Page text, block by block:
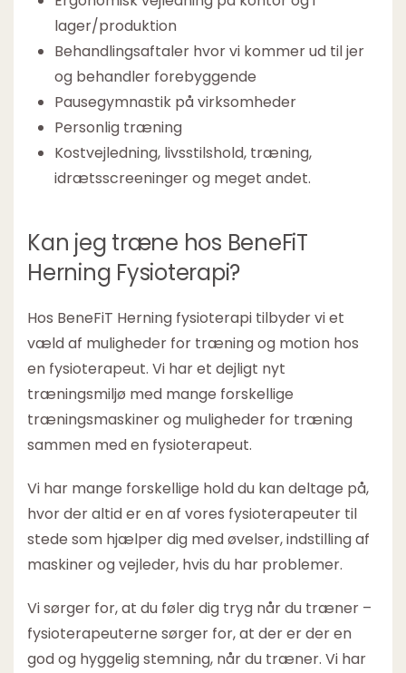
lager/produktion
Behandlingsaftaler hvor vi kommer ud til jer
og behandler forebyggende
Pausegymnastik på virksomheder
Personlig træning
Kostvejledning, livsstilshold, træning,
idrætsscreeninger og meget andet.
Kan jeg træne hos BeneFiT
Herning Fysioterapi?
Hos BeneFiT Herning fysioterapi tilbyder vi et
væld af muligheder for træning og motion hos
en fysioterapeut. Vi har et dejligt nyt
træningsmiljø med mange forskellige
træningsmaskiner og muligheder for træning
sammen med en fysioterapeut.
Vi har mange forskellige hold du kan deltage på,
hvor der altid er en af vores fysioterapeuter til
stede som hjælper dig med øvelser, indstilling af
maskiner og vejleder, hvis du har problemer.
Vi sørger for, at du føler dig tryg når du træner –
fysioterapeuterne sørger for, at der er der en
god og hyggelig stemning, når du træner. Vi har